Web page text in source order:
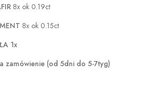
8x ok 0.19ct
8x ok 0.15ct
1x
zamówienie (od 5dni do 5-7tyg)